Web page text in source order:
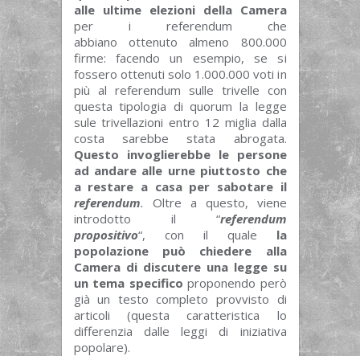
alle ultime elezioni della Camera
per i referendum che
abbiano ottenuto almeno 800.000
firme: facendo un esempio, se si
fossero ottenuti solo 1.000.000 voti in
più al referendum sulle trivelle con
questa tipologia di quorum la legge
sule trivellazioni entro 12 miglia dalla
costa sarebbe stata abrogata.
Questo invoglierebbe le persone
ad andare alle urne piuttosto che
a restare a casa per sabotare il
referendum. Oltre a questo, viene
introdotto il “referendum
propositivo“, con il quale la
popolazione può chiedere alla
Camera di discutere una legge su
un tema specifico proponendo però
già un testo completo provvisto di
articoli (questa caratteristica lo
differenzia dalle leggi di iniziativa
popolare).